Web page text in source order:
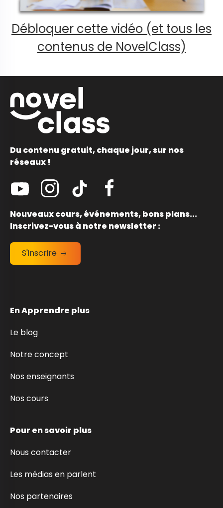
Débloquer cette vidéo (et tous les
contenus de NovelClass)
Du contenu gratuit, chaque jour, sur nos
réseaux !
Nouveaux cours, événements, bons plans...
Inscrivez-vous à notre newsletter :
S'inscrire
En Apprendre plus
Le blog
Notre concept
Nos enseignants
Nos cours
Pour en savoir plus
Nous contacter
Les médias en parlent
Nos partenaires